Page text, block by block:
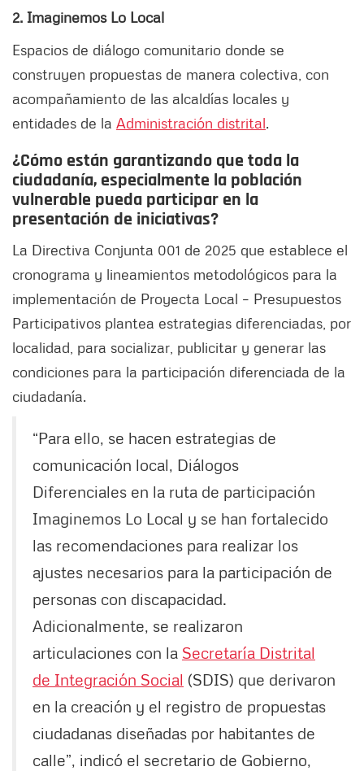
2. Imaginemos Lo Local
Espacios de diálogo comunitario donde se
construyen propuestas de manera colectiva, con
acompañamiento de las alcaldías locales y
entidades de la Administración distrital.
¿Cómo están garantizando que toda la
ciudadanía, especialmente la población
vulnerable pueda participar en la
presentación de iniciativas?
La Directiva Conjunta 001 de 2025 que establece el
cronograma y lineamientos metodológicos para la
implementación de Proyecta Local – Presupuestos
Participativos plantea estrategias diferenciadas, por
localidad, para socializar, publicitar y generar las
condiciones para la participación diferenciada de la
ciudadanía.
“Para ello, se hacen estrategias de
comunicación local, Diálogos
Diferenciales en la ruta de participación
Imaginemos Lo Local y se han fortalecido
las recomendaciones para realizar los
ajustes necesarios para la participación de
personas con discapacidad.
Adicionalmente, se realizaron
articulaciones con la Secretaría Distrital
de Integración Social (SDIS) que derivaron
en la creación y el registro de propuestas
ciudadanas diseñadas por habitantes de
calle”, indicó el secretario de Gobierno,